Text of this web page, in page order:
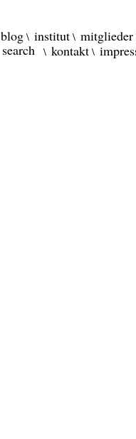
blog institut mitglieder
\ kontakt